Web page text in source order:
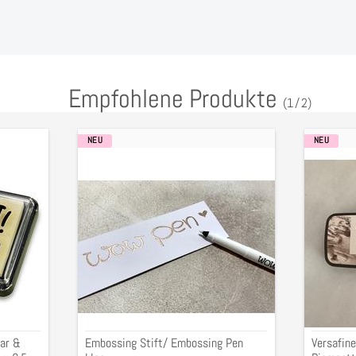
Empfohlene Produkte (1/2)
&
Embossing
Embossing
Pen
klar
NEU
Embossing Stift/ Embossing Pen
Versafine
Clair
Dune",
NEU